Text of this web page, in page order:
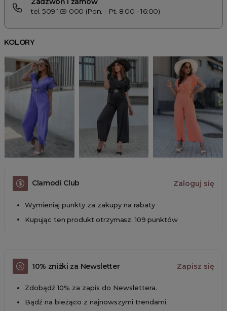
tel. 509 169 000 (Pon. - Pt. 8:00 - 16:00)
KOLORY
Clamodi Club Zaloguj się
Wymieniaj punkty za zakupy na rabaty
Kupując ten produkt otrzymasz: 109 punktów
10% zniżki za Newsletter Zapisz się
Zdobądź 10% za zapis do Newslettera.
Bądź na bieżąco z najnowszymi trendami